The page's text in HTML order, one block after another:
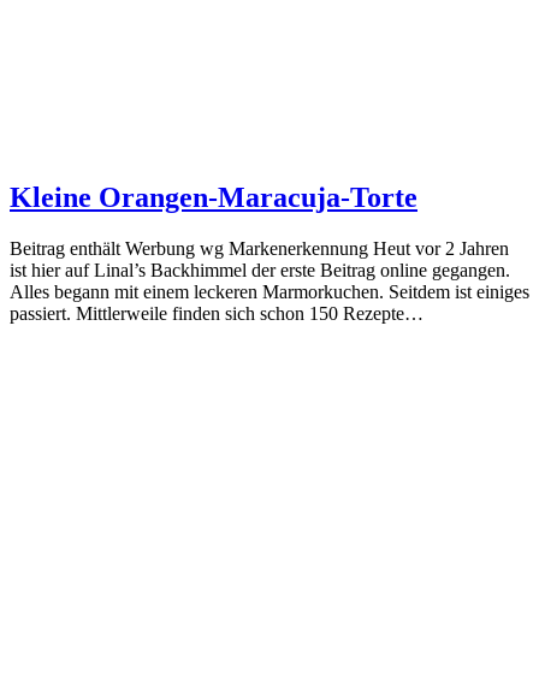
Kleine Orangen-Maracuja-Torte
Beitrag enthält Werbung wg Markenerkennung Heut vor 2 Jahren
ist hier auf Linal’s Backhimmel der erste Beitrag online gegangen.
Alles begann mit einem leckeren Marmorkuchen. Seitdem ist einiges
passiert. Mittlerweile finden sich schon 150 Rezepte…